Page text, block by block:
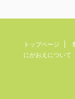
トップページ
にがおえについて
Copyright©